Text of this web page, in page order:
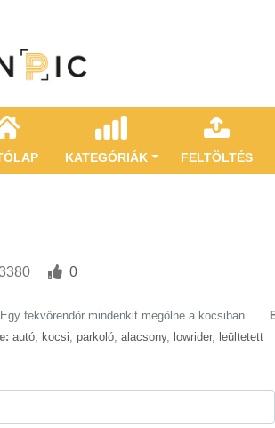
KATEGÓRIÁK FELTÖLTÉS
0
Egy fekvőrendőr mindenkit megölne a kocsiban
autó, kocsi, parkoló, alacsony, lowrider, leültetett